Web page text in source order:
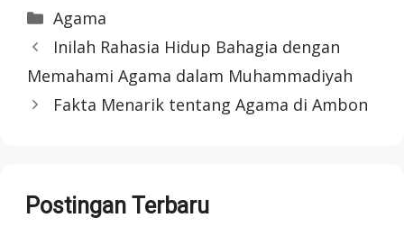
Categories
Agama
Inilah Rahasia Hidup Bahagia dengan
Memahami Agama dalam Muhammadiyah
Fakta Menarik tentang Agama di Ambon
Postingan Terbaru